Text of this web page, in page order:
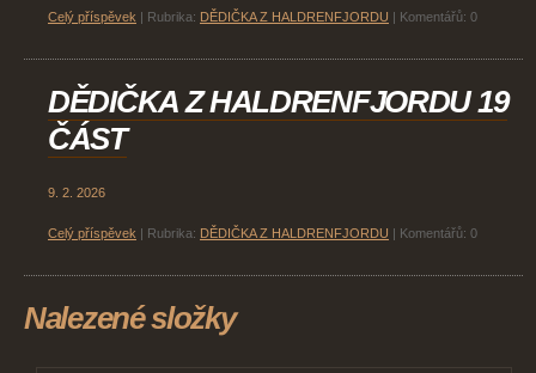
Celý příspěvek Rubrika: DĚDIČKA Z HALDRENFJORDU Komentářů: 0
DĚDIČKA Z HALDRENFJORDU 19
ČÁST
9. 2. 2026
Celý příspěvek Rubrika: DĚDIČKA Z HALDRENFJORDU Komentářů: 0
Nalezené složky